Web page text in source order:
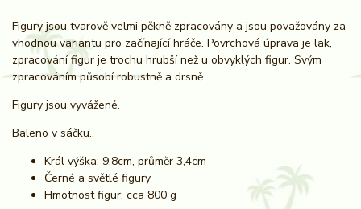
Figury jsou tvarově velmi pěkně zpracovány a jsou považovány za
vhodnou variantu pro začínající hráče. Povrchová úprava je lak,
zpracování figur je trochu hrubší než u obvyklých figur. Svým
zpracováním působí robustně a drsně.
Figury jsou vyvážené.
Baleno v sáčku..
Král výška: 9,8cm, průměr 3,4cm
Černé a světlé figury
Hmotnost figur: cca 800 g